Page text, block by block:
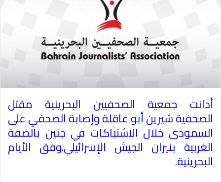
أدانت جمعية الصحفيين البحرينية مقتل
الصحفية شيرين أبو عاقلة وإصابة الصحفي على
السمودى خلال الاشتباكات في جنين ب‍الضفة
الغربية بنيران الجيش الإسرائيلي.وفق الأيام
البحرينية.